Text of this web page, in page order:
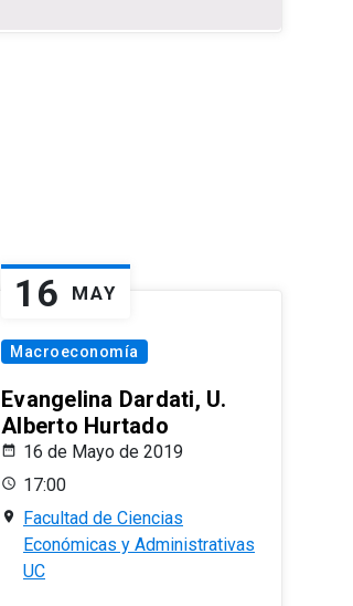
16 MAY
Macroeconomía
Evangelina Dardati, U.
Alberto Hurtado
16 de Mayo de 2019
17:00
Facultad de Ciencias
Económicas y Administrativas
UC